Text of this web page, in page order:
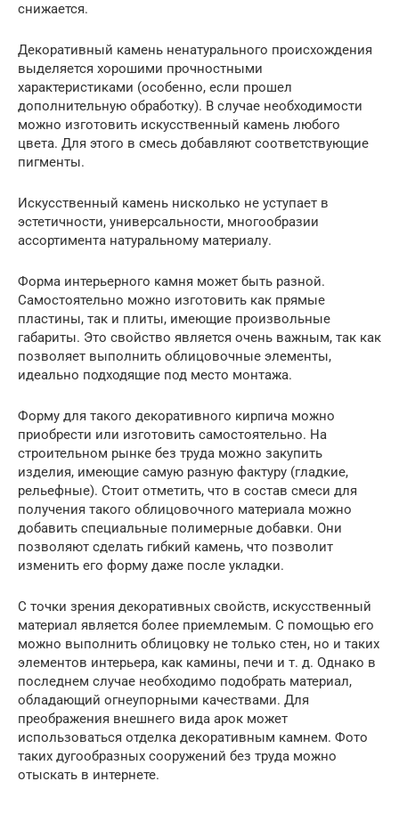
снижается.
Декоративный камень ненатурального происхождения
выделяется хорошими прочностными
характеристиками (особенно, если прошел
дополнительную обработку). В случае необходимости
можно изготовить искусственный камень любого
цвета. Для этого в смесь добавляют соответствующие
пигменты.
Искусственный камень нисколько не уступает в
эстетичности, универсальности, многообразии
ассортимента натуральному материалу.
Форма интерьерного камня может быть разной.
Самостоятельно можно изготовить как прямые
пластины, так и плиты, имеющие произвольные
габариты. Это свойство является очень важным, так как
позволяет выполнить облицовочные элементы,
идеально подходящие под место монтажа.
Форму для такого декоративного кирпича можно
приобрести или изготовить самостоятельно. На
строительном рынке без труда можно закупить
изделия, имеющие самую разную фактуру (гладкие,
рельефные). Стоит отметить, что в состав смеси для
получения такого облицовочного материала можно
добавить специальные полимерные добавки. Они
позволяют сделать гибкий камень, что позволит
изменить его форму даже после укладки.
С точки зрения декоративных свойств, искусственный
материал является более приемлемым. С помощью его
можно выполнить облицовку не только стен, но и таких
элементов интерьера, как камины, печи и т. д. Однако в
последнем случае необходимо подобрать материал,
обладающий огнеупорными качествами. Для
преображения внешнего вида арок может
использоваться отделка декоративным камнем. Фото
таких дугообразных сооружений без труда можно
отыскать в интернете.